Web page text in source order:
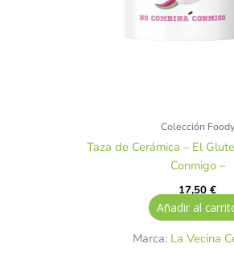
Colección Foody
Taza de Cerámica – El
Conmigo –
17,50€
Añadir al
Marca: La Vecina